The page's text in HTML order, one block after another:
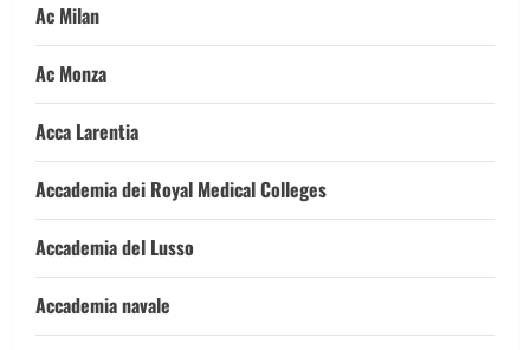
Ac Milan
Ac Monza
Acca Larentia
Accademia dei Royal Medical Colleges
Accademia del Lusso
Accademia navale